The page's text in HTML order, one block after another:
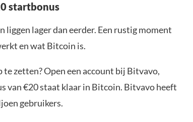
startbonus
liggen lager dan eerder. Een rustig moment
en wat Bitcoin is.
zetten? Open een account bij Bitvavo,
van €20 staat klaar in Bitcoin. Bitvavo heeft
gebruikers.